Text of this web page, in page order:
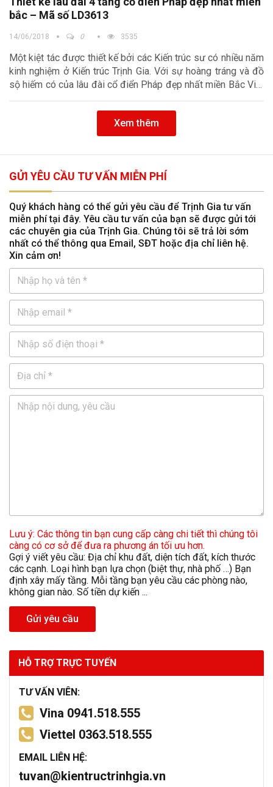
bắc – Mã số LD3613
14/06/2018 0 3535
Một kiệt tác được thiết kế bởi các Kiến trúc sư có nhiều năm
kinh nghiệm ở Kiến trúc Trịnh Gia. Với sự hoàng tráng và đồ
sộ hiếm có của lâu đài cổ điển Pháp đẹp nhất miền Bắc Việt
Nam
Xem thêm
GỬI YÊU CẦU TƯ VẤN MIỄN PHÍ
Quý khách hàng có thể gửi yêu cầu để Trịnh Gia tư vấn
miễn phí tại đây. Yêu cầu tư vấn của bạn sẽ được gửi tới
các chuyên gia của Trịnh Gia. Chúng tôi sẽ trả lời sớm
nhất có thể thông qua Email, SĐT hoặc địa chỉ liên hệ.
Xin cảm ơn!
Lưu ý: Các thông tin bạn cung cấp càng chi tiết thì chúng tôi
càng có cơ sở để đưa ra phương án tối ưu hơn.
Gợi ý viết yêu cầu: Địa chỉ khu đất, diện tích đất, kích thước
các cạnh. Loại hình bạn lựa chọn (biệt thự, nhà phố …) Bạn
định xây mấy tầng. Mỗi tầng bạn yêu cầu các phòng nào,
không gian nào. Số tiền dự kiến ...
Gửi yêu cầu
HỖ TRỢ TRỰC TUYẾN
TƯ VẤN VIÊN:
Vina 0941.518.555
Viettel 0363.518.555
EMAIL LIÊN HỆ:
tuvan@kientructrinhgia.vn